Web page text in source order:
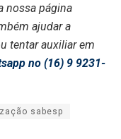
nossa página
ajudar a
tentar auxiliar em
no (16) 9 9231-
sabesp